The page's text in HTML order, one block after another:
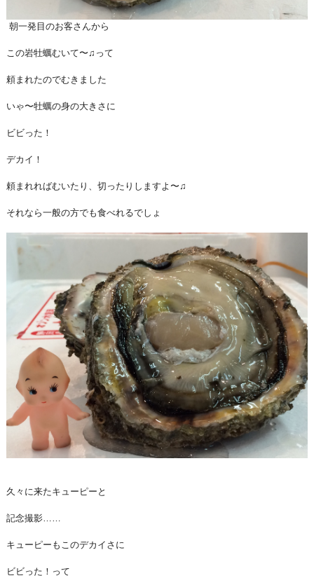
朝一発目のお客さんから
この岩牡蠣むいて〜♫って
頼まれたのでむきました
いゃ〜牡蠣の身の大きさに
ビビった！
デカイ！
頼まれればむいたり、切ったりしますよ〜♫
それなら一般の方でも食べれるでしょ
久々に来たキューピーと
記念撮影……
キューピーもこのデカイさに
ビビった！って